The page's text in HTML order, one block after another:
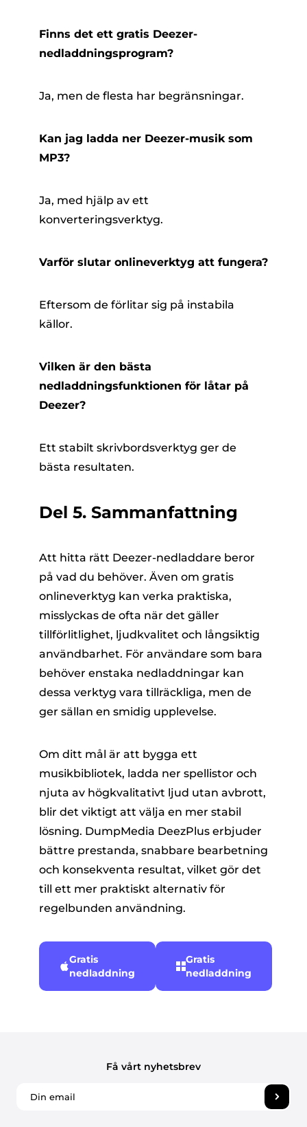
Finns det ett gratis Deezer-
nedladdningsprogram?
Ja, men de flesta har begränsningar.
Kan jag ladda ner Deezer-musik som
MP3?
Ja, med hjälp av ett
konverteringsverktyg.
Varför slutar onlineverktyg att fungera?
Eftersom de förlitar sig på instabila
källor.
Vilken är den bästa
nedladdningsfunktionen för låtar på
Deezer?
Ett stabilt skrivbordsverktyg ger de
bästa resultaten.
Del 5. Sammanfattning
Att hitta rätt Deezer-nedladdare beror
på vad du behöver. Även om gratis
onlineverktyg kan verka praktiska,
misslyckas de ofta när det gäller
tillförlitlighet, ljudkvalitet och långsiktig
användbarhet. För användare som bara
behöver enstaka nedladdningar kan
dessa verktyg vara tillräckliga, men de
ger sällan en smidig upplevelse.
Om ditt mål är att bygga ett
musikbibliotek, ladda ner spellistor och
njuta av högkvalitativt ljud utan avbrott,
blir det viktigt att välja en mer stabil
lösning. DumpMedia DeezPlus erbjuder
bättre prestanda, snabbare bearbetning
och konsekventa resultat, vilket gör det
till ett mer praktiskt alternativ för
regelbunden användning.
Gratis
nedladdning
Gratis
nedladdning
Få vårt nyhetsbrev